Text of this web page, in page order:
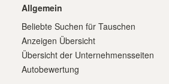
Allgemein
Beliebte Suchen für Tauschen
Anzeigen Übersicht
Übersicht der Unternehmensseiten
Autobewertung